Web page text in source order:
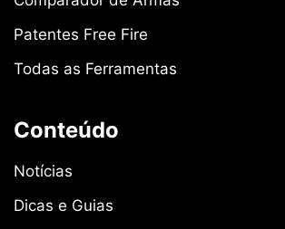
Patentes Free Fire
Todas as Ferramentas
Conteúdo
Notícias
Dicas e Guias